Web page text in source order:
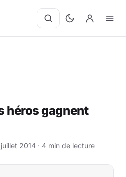
héros gagnent
juillet 2014 · 4 min de lecture